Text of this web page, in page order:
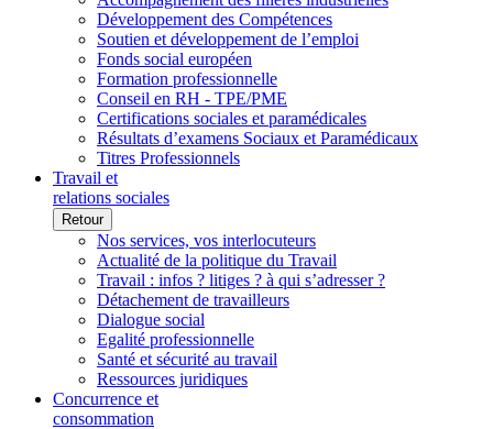
Développement des Compétences
Soutien et développement de l’emploi
Fonds social européen
Formation professionnelle
Conseil en RH - TPE/PME
Certifications sociales et paramédicales
Résultats d’examens Sociaux et Paramédicaux
Titres Professionnels
Travail et
relations sociales
Retour
Nos services, vos interlocuteurs
Actualité de la politique du Travail
Travail : infos ? litiges ? à qui s’adresser ?
Détachement de travailleurs
Dialogue social
Egalité professionnelle
Santé et sécurité au travail
Ressources juridiques
Concurrence et
consommation